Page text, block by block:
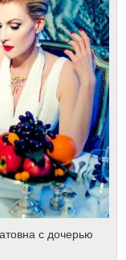
с дочерью